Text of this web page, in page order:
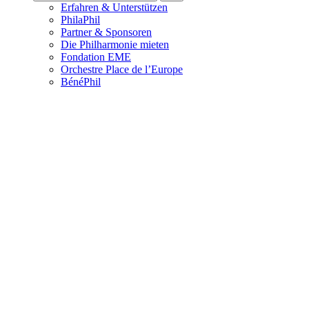
Erfahren & Unterstützen
PhilaPhil
Partner & Sponsoren
Die Philharmonie mieten
Fondation EME
Orchestre Place de l’Europe
BénéPhil